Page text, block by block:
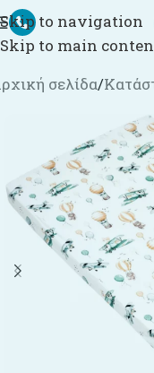
Skip to navigation
Skip to main
σελίδα/